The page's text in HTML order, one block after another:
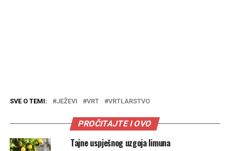
SVE O TEMI: JEŽEVI VRT VRTLARSTVO
PROČITAJTE I OVO
Tajne uspješnog uzgoja limuna